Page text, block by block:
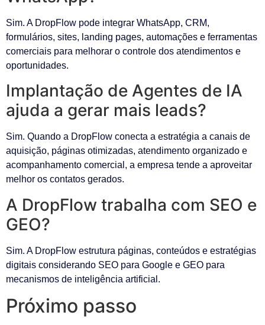
Sim. A DropFlow pode integrar WhatsApp, CRM,
formulários, sites, landing pages, automações e ferramentas
comerciais para melhorar o controle dos atendimentos e
oportunidades.
Implantação de Agentes de IA
ajuda a gerar mais leads?
Sim. Quando a DropFlow conecta a estratégia a canais de
aquisição, páginas otimizadas, atendimento organizado e
acompanhamento comercial, a empresa tende a aproveitar
melhor os contatos gerados.
A DropFlow trabalha com SEO e
GEO?
Sim. A DropFlow estrutura páginas, conteúdos e estratégias
digitais considerando SEO para Google e GEO para
mecanismos de inteligência artificial.
Próximo passo